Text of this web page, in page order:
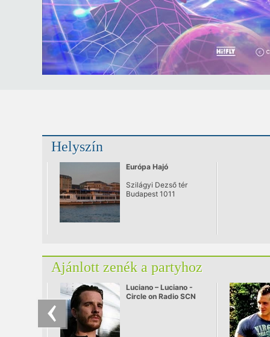
Helyszín
Európa Hajó
Szilágyi Dezső tér
Budapest 1011
Ajánlott zenék a partyhoz
Luciano – Luciano -
Circle on Radio SCN